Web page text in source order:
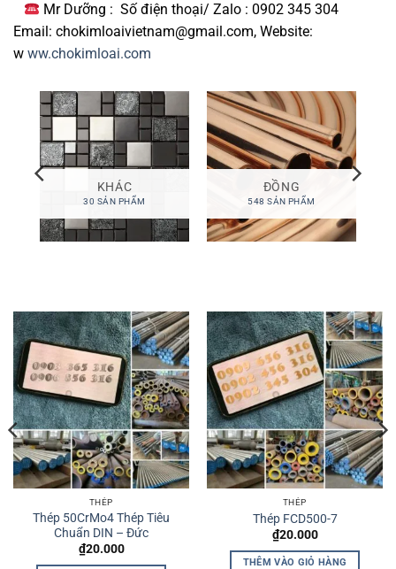
Mr Dưỡng : Số điện thoại/ Zalo : 0902 345 304
Email: chokimloaivietnam@gmail.com, Website:
w ww.chokimloai.com
KHÁC
30 SẢN PHẨM
ĐỒNG
548 SẢN PHẨM
THÉP
Thép 50CrMo4 Thép Tiêu
Chuẩn DIN – Đức
₫20.000
THÉP
Thép FCD500-7
₫20.000
THÊM VÀO GIỎ HÀNG